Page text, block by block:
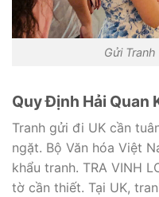
Gửi
Quy Định Hải Quan
Tranh gửi đi UK cần
ngặt. Bộ Văn hóa Việt
khẩu tranh. TRA VINH
tờ cần thiết. Tại UK,